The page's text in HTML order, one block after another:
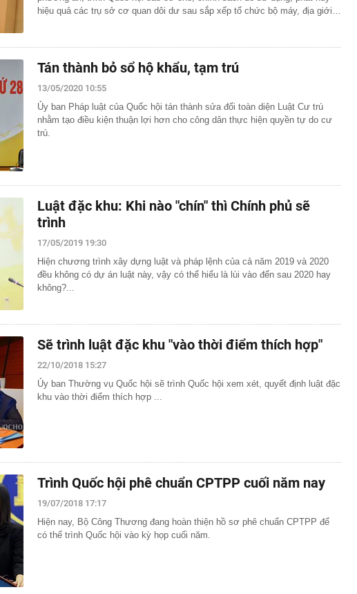
hiệu quả các trụ sở cơ quan dôi dư sau sắp xếp tổ chức bộ máy, địa giới…
Tán thành bỏ sổ hộ khẩu, tạm trú
13/05/2020 10:55
Ủy ban Pháp luật của Quốc hội tán thành sửa đổi toàn diện Luật Cư trú
nhằm tạo điều kiện thuận lợi hơn cho công dân thực hiện quyền tự do cư
trú.
Luật đặc khu: Khi nào "chín" thì Chính phủ sẽ
trình
17/05/2019 19:30
Hiện chương trình xây dựng luật và pháp lệnh của cả năm 2019 và 2020
đều không có dự án luật này, vậy có thể hiểu là lùi vào đến sau 2020 hay
không?...
Sẽ trình luật đặc khu "vào thời điểm thích hợp"
22/10/2018 15:27
Ủy ban Thường vụ Quốc hội sẽ trình Quốc hội xem xét, quyết định luật đặc
khu vào thời điểm thích hợp ...
Trình Quốc hội phê chuẩn CPTPP cuối năm nay
19/07/2018 17:17
Hiện nay, Bộ Công Thương đang hoàn thiện hồ sơ phê chuẩn CPTPP để
có thể trình Quốc hội vào kỳ họp cuối năm.